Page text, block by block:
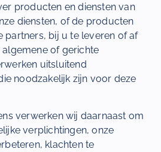
producten en diensten van
diensten, of de producten
partners, bij u te leveren of af
of gerichte
uitsluitend
noodzakelijk zijn voor deze
verwerken wij daarnaast om
verplichtingen, onze
klachten te